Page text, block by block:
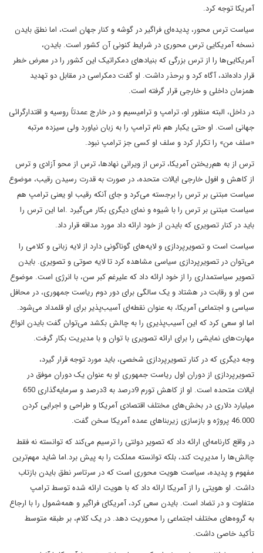
آمریکا توجه کرد.
سیاست ترس محور، پدیده‌ای فراگیر در گوشه و کنار جهان است، اما نطق بایدن
نسخه آمریکایی ترس محوری در شرایط کنونی آن کشور است. بایدن،
آمریکایی‌ها را از ترس بزرگی که بنیاد‌های دمکراتیک این کشور را در معرض خطر
قرار داده‌اند، آگاه کرد و برحذر داشت. او گفت دمکراسی در مقابل دو تهدید
همزمان داخلی و خارجی قرار گرفته است.
در داخل، البته منظور او، ترامپ و ترامیسیم و در خارج عمدتاً روسیه و اقتدارگرائی
جهانی است. او حتی یکبار هم نام ترامپ را به زبان نیاورد ولی سیزده مرتبه
«سلف من» را تکرار کرد و سلف او کسی جز ترامپ نبود.
ترس از به هم‌ریختن آمریکا، ترس از ویرانی‌ نهادها، ترس از محو آزادی و ترس
از کاهش و افول خارجی ایالات متحده، در صورت به قدرت رسیدن رقیب، موضوع
سیاست مبتنی بر ترس را برجسته می‌کرد و جای آنکه رقیب او یعنی ترامپ هم
سیاست مبتنی بر ترس را با شیوه و نمای دیگری بکار می‌گیرد .اما این ترس را
باید در کنار تصویری که بایدن از خود ارائه داد مورد مداقه قرار داد.
سیاست است و تصویرپردازی و لایه‌های گوناگونی دارد از لایه زبانی و کلامی را
می‌توان در تصویرپردازی سیاسی مشاهده کرد تا لایه صوتی و تصویری. بایدن
تصویر سیاستمداری را از خود ارائه داد که علیرغم کبر سن، با انرژی است. موضوع
سن او و رقابت در هشتاد و یک سالگی برای دور دوم ریاست جمهوری، در محافل
سیاسی و اجتماعی آمریکا، به عنوان نقطه‌ای آسیب‌پذیر برای او قلمداد می‌شود.
اما او سعی کرد که این آسیب‌پذیری را به چالش بکشد می‌توان گفت بایدن انواع
مهارت‌های نمایشی را برای ارائه تصویری با توان و با مدیریت بکار گرفت.
وجه دیگری که در کنار تصویرپردازی شخصی، باید مورد توجه قرار گیرد،
تصویرپردازی از دوران اول ریاست جمهوری او به عنوان یک دوران موفق در
ایالات متحده است. او از کاهش تورم 9درصد به 3درصد و سرمایه‌گذاری 650
میلیارد دلاری در بخش‌های مختلف اقتصادی آمریکا و طراحی و اجرایی کردن
46.000 پروژه و بازسازی زیربناهای عمده آمریکا سخن گفت.
در واقع کارنامه‌ای ارائه داد که تصویر دولتی را ترسیم می‌کند که توانسته نه فقط
چالش‌ها را مدیریت کند، بلکه توانسته مملکت را به پیش برد.اما شاید مهم‌ترین
مفهوم و پدیده، سیاست هویت محوری است که در سرتاسر نطق بایدن بازتاب
داشت. او هویتی را از آمریکا ارائه داد که با هویت ارائه شده توسط ترامپ
متفاوت و در تضاد است. بایدن سعی کرد، آمریکای فراگیر و همه‌شمول را با ارجاع
به گروه‌های مختلف اجتماعی را محوریت دهد. در یک کلام، بر طبقه متوسط
تأکید خاصی داشت.